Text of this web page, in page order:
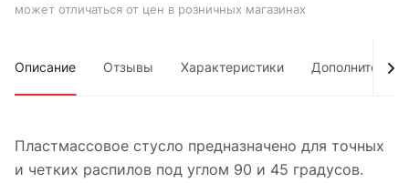
может отличаться от цен в розничных магазинах
Описание Отзывы Характеристики Дополнительно
Пластмассовое стусло предназначено для точных
и четких распилов под углом 90 и 45 градусов.